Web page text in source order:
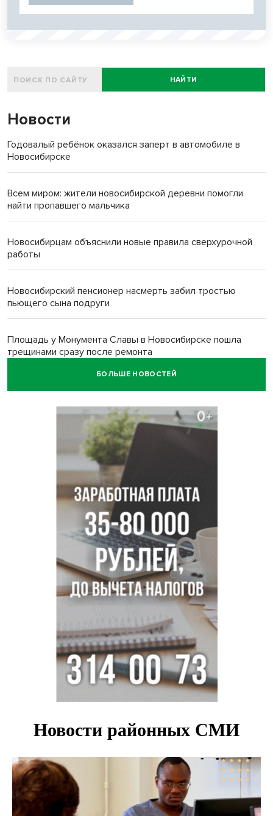
НАЙТИ
Новости
Годовалый ребёнок оказался заперт в автомобиле в
Новосибирске
Всем миром: жители новосибирской деревни помогли
найти пропавшего мальчика
Новосибирцам объяснили новые правила сверхурочной
работы
Новосибирский пенсионер насмерть забил тростью
пьющего сына подруги
Площадь у Монумента Славы в Новосибирске пошла
трещинами сразу после ремонта
БОЛЬШЕ НОВОСТЕЙ